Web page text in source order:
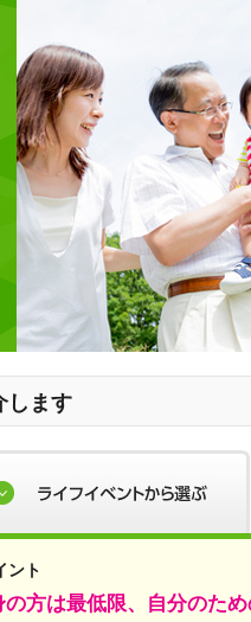
します
ント
の方は最低限、自分のた